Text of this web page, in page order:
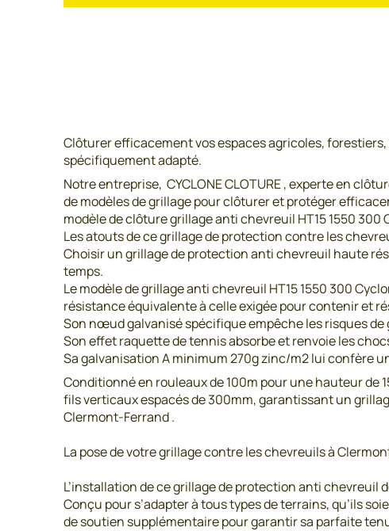
Clôturer efficacement vos espaces agricoles,
spécifiquement adapté.
Notre entreprise, CYCLONE CLOTURE , experte en
de modèles de grillage pour clôturer et protéger
modèle de clôture grillage anti chevreuil HT15 1550 300
Les atouts de ce grillage de protection contre les
Choisir un grillage de protection anti chevreuil haute
temps.
Le modèle de grillage anti chevreuil HT15 1550 300
résistance équivalente à celle exigée pour contenir et
Son nœud galvanisé spécifique empêche les risques
Son effet raquette de tennis absorbe et renvoie les
Sa galvanisation A minimum 270g zinc/m2 lui confère
Conditionné en rouleaux de 100m pour une hauteur
fils verticaux espacés de 300mm, garantissant un
Clermont-Ferrand .
La pose de votre grillage contre les chevreuils à
L’installation de ce grillage de protection anti
Conçu pour s’adapter à tous types de terrains, qu’ils
de soutien supplémentaire pour garantir sa parfaite